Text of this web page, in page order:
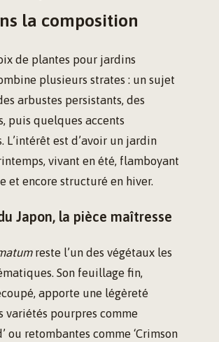
la composition
de plantes pour jardins
plusieurs strates : un sujet
arbustes persistants, des
puis quelques accents
L’intérêt est d’avoir un jardin
vivant en été, flamboyant
et encore structuré en hiver.
Japon, la pièce maîtresse
reste l’un des végétaux les
Son feuillage fin,
apporte une légèreté
variétés pourpres comme
ou retombantes comme ‘Crimson